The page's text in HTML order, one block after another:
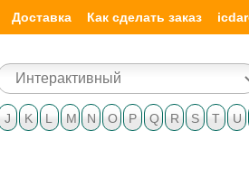
Доставка Как сделать заказ
J K L M N O P Q R S T U